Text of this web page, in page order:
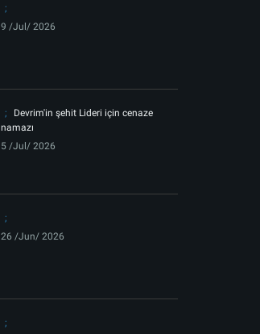
9 /Jul/ 2026
Devrim'in şehit Lideri için cenaze
namazı
5 /Jul/ 2026
26 /Jun/ 2026